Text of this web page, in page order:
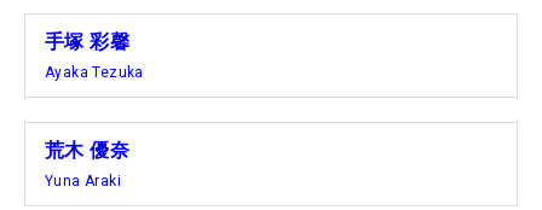
■荒木優奈（2オーバー・28位タイ）
「ボギー先行でそのあとバーディで盛り返せたけ
ど、最後3ホールが連続ボギーで出遅れてしまって
までその原因を見つけられませんでした。パットが
入らないとスコアも出ないと思うので調整します。
手塚 彩馨
Ayaka Tezuka
荒木 優奈
Yuna Araki